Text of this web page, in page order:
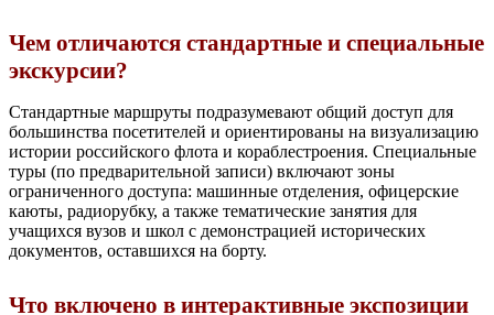
Чем отличаются стандартные и специальные
экскурсии?
Стандартные маршруты подразумевают общий доступ для
большинства посетителей и ориентированы на визуализацию
истории российского флота и кораблестроения. Специальные
туры (по предварительной записи) включают зоны
ограниченного доступа: машинные отделения, офицерские
каюты, радиорубку, а также тематические занятия для
учащихся вузов и школ с демонстрацией исторических
документов, оставшихся на борту.
Что включено в интерактивные экспозиции